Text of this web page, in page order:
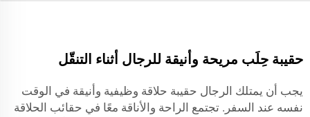
حقيبة حِلَب مريحة وأنيقة للرجال أثناء التنقّل
يجب أن يمتلك الرجال حقيبة حلاقة وظيفية وأنيقة في الوقت
نفسه عند السفر. تجتمع الراحة والأناقة معًا في حقائب الحلاقة